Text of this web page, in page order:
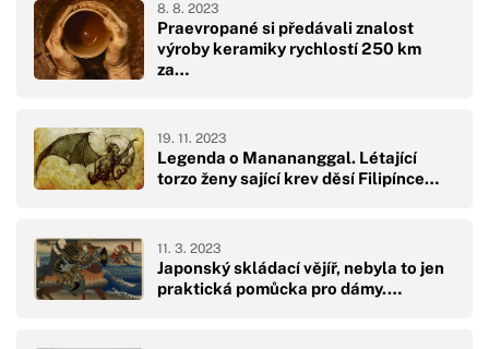
Praevropané si předávali znalost
výroby keramiky rychlostí 250 km
za…
8. 8. 2023
Legenda o Manananggal. Létající
torzo ženy sající krev děsí Filipínce…
19. 11. 2023
Japonský skládací vějíř, nebyla to jen
praktická pomůcka pro dámy.…
11. 3. 2023